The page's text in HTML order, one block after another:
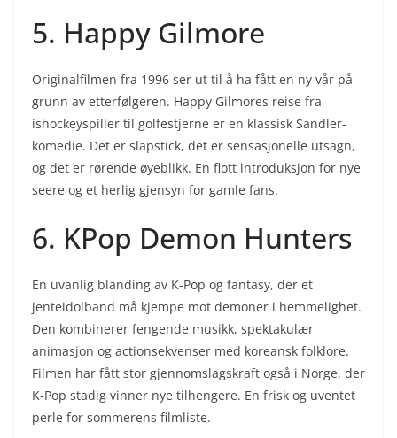
5. Happy Gilmore
Originalfilmen fra 1996 ser ut til å ha fått en ny vår på
grunn av etterfølgeren. Happy Gilmores reise fra
ishockeyspiller til golfestjerne er en klassisk Sandler-
komedie. Det er slapstick, det er sensasjonelle utsagn,
og det er rørende øyeblikk. En flott introduksjon for nye
seere og et herlig gjensyn for gamle fans.
6. KPop Demon Hunters
En uvanlig blanding av K-Pop og fantasy, der et
jenteidolband må kjempe mot demoner i hemmelighet.
Den kombinerer fengende musikk, spektakulær
animasjon og actionsekvenser med koreansk folklore.
Filmen har fått stor gjennomslagskraft også i Norge, der
K-Pop stadig vinner nye tilhengere. En frisk og uventet
perle for sommerens filmliste.